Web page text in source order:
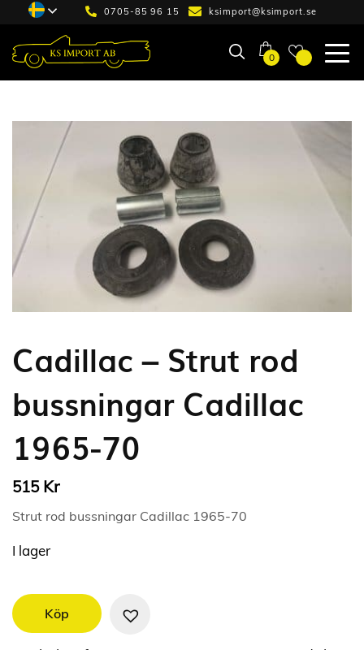
0705-85 96 15 ksimport@ksimport.se
0
Cadillac – Strut rod
bussningar Cadillac
1965-70
515 Kr
Strut rod bussningar Cadillac 1965-70
I lager
Köp